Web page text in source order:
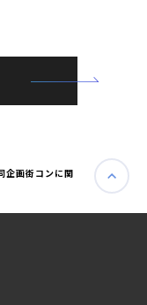
企画街コンに関